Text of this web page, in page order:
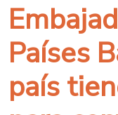
Países
país